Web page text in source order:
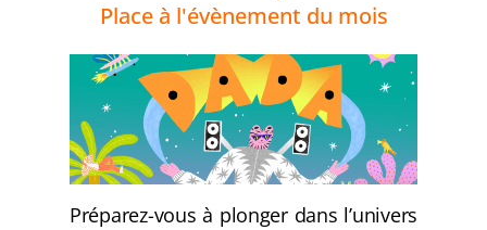
Place à l'évènement du mois
Préparez-vous à plonger dans l’univers